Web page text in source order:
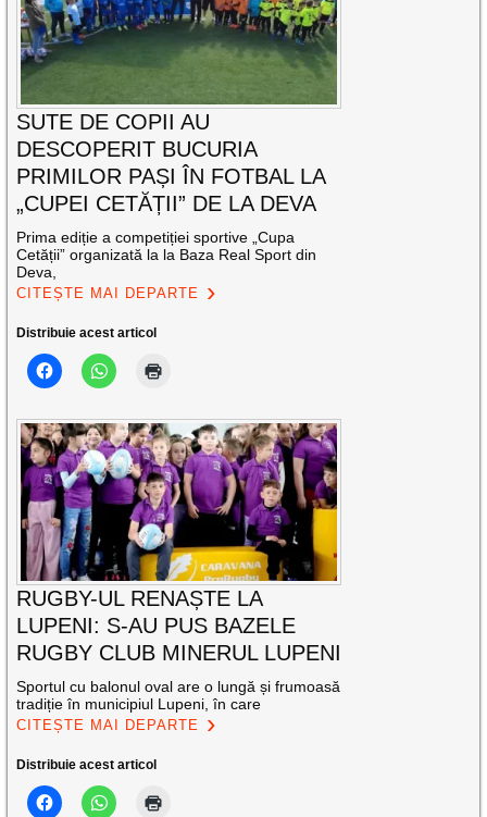
SUTE DE COPII AU
DESCOPERIT BUCURIA
PRIMILOR PAȘI ÎN FOTBAL LA
„CUPEI CETĂȚII” DE LA DEVA
Prima ediție a competiției sportive „Cupa
Cetății” organizată la la Baza Real Sport din
Deva,
CITEȘTE MAI DEPARTE
Distribuie acest articol
RUGBY-UL RENAȘTE LA
LUPENI: S-AU PUS BAZELE
RUGBY CLUB MINERUL LUPENI
Sportul cu balonul oval are o lungă și frumoasă
tradiție în municipiul Lupeni, în care
CITEȘTE MAI DEPARTE
Distribuie acest articol